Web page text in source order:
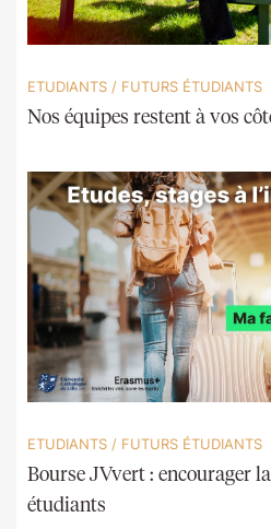
ETUDIANTS / FUTURS ÉTUDIANTS
Nos équipes restent à vos
ETUDIANTS / FUTURS ÉTUDIANTS
Bourse JVvert : encourager
étudiants